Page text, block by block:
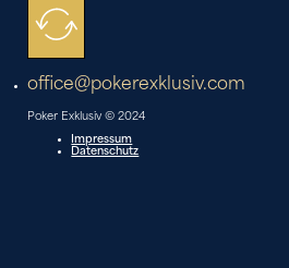
office@pokerexklusiv.com
Poker Exklusiv © 2024
Impressum
Datenschutz